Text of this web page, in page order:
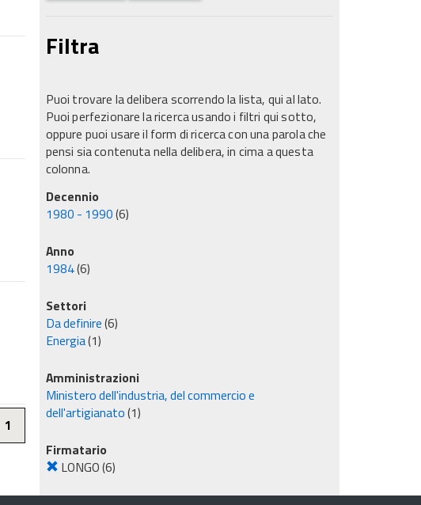
1
Filtra
Puoi trovare la delibera scorrendo la lista, qui al lato.
Puoi perfezionare la ricerca usando i filtri qui sotto,
oppure puoi usare il form di ricerca con una parola che
pensi sia contenuta nella delibera, in cima a questa
colonna.
Decennio
1980 - 1990(6)
Anno
1984(6)
Settori
Da definire(6)
Energia(1)
Amministrazioni
Ministero dell'industria, del commercio e
dell'artigianato(1)
Firmatario
LONGO(6)